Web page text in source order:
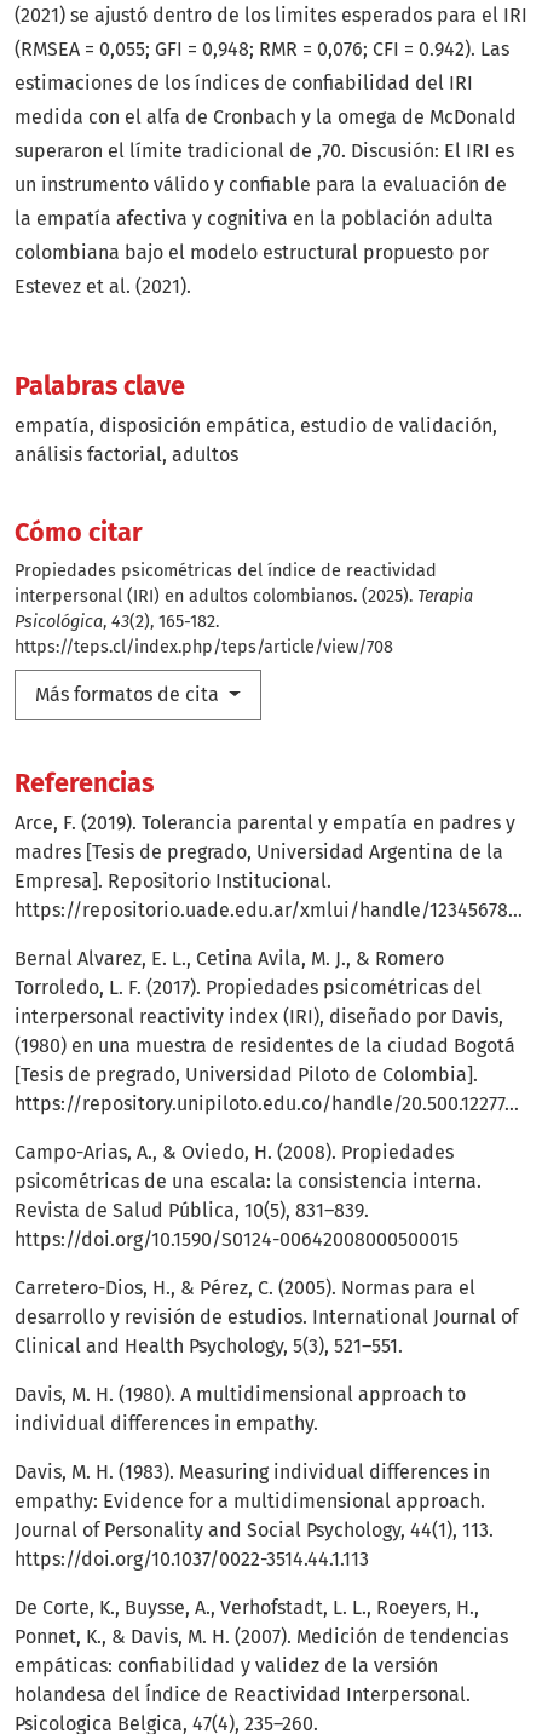
Palabras clave
empatía disposición empática estudio de validación
análisis factorial adultos
Cómo citar
Propiedades psicométricas del índice de reactividad
interpersonal (IRI) en adultos colombianos. (2025). Terapia
Psicológica, 43(2), 165-182.
https://teps.cl/index.php/teps/article/view/708
Más formatos de cita
(2021) se ajustó dentro de los limites esperados para el IRI
(RMSEA = 0,055; GFI = 0,948; RMR = 0,076; CFI = 0.942). Las
estimaciones de los índices de confiabilidad del IRI
medida con el alfa de Cronbach y la omega de McDonald
superaron el límite tradicional de ,70. Discusión: El IRI es
un instrumento válido y confiable para la evaluación de
la empatía afectiva y cognitiva en la población adulta
colombiana bajo el modelo estructural propuesto por
Estevez et al. (2021).
Referencias
Arce, F. (2019). Tolerancia parental y empatía en padres y
madres [Tesis de pregrado, Universidad Argentina de la
Empresa]. Repositorio Institucional.
https://repositorio.uade.edu.ar/xmlui/handle/123456789/8243
Bernal Alvarez, E. L., Cetina Avila, M. J., & Romero
Torroledo, L. F. (2017). Propiedades psicométricas del
interpersonal reactivity index (IRI), diseñado por Davis,
(1980) en una muestra de residentes de la ciudad Bogotá
[Tesis de pregrado, Universidad Piloto de Colombia].
https://repository.unipiloto.edu.co/handle/20.500.12277/567
Campo-Arias, A., & Oviedo, H. (2008). Propiedades
psicométricas de una escala: la consistencia interna.
Revista de Salud Pública, 10(5), 831–839.
https://doi.org/10.1590/S0124-00642008000500015
Carretero-Dios, H., & Pérez, C. (2005). Normas para el
desarrollo y revisión de estudios. International Journal of
Clinical and Health Psychology, 5(3), 521–551.
Davis, M. H. (1980). A multidimensional approach to
individual differences in empathy.
Davis, M. H. (1983). Measuring individual differences in
empathy: Evidence for a multidimensional approach.
Journal of Personality and Social Psychology, 44(1), 113.
https://doi.org/10.1037/0022-3514.44.1.113
De Corte, K., Buysse, A., Verhofstadt, L. L., Roeyers, H.,
Ponnet, K., & Davis, M. H. (2007). Medición de tendencias
empáticas: confiabilidad y validez de la versión
holandesa del Índice de Reactividad Interpersonal.
Psicologica Belgica, 47(4), 235–260.